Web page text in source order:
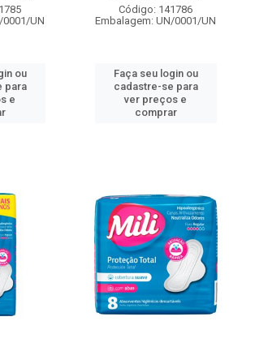
0001/UN
ou
para
e
Código: 141786
Embalagem: UN/0001/UN
Faça seu login ou
cadastre-se para
ver preços e
comprar